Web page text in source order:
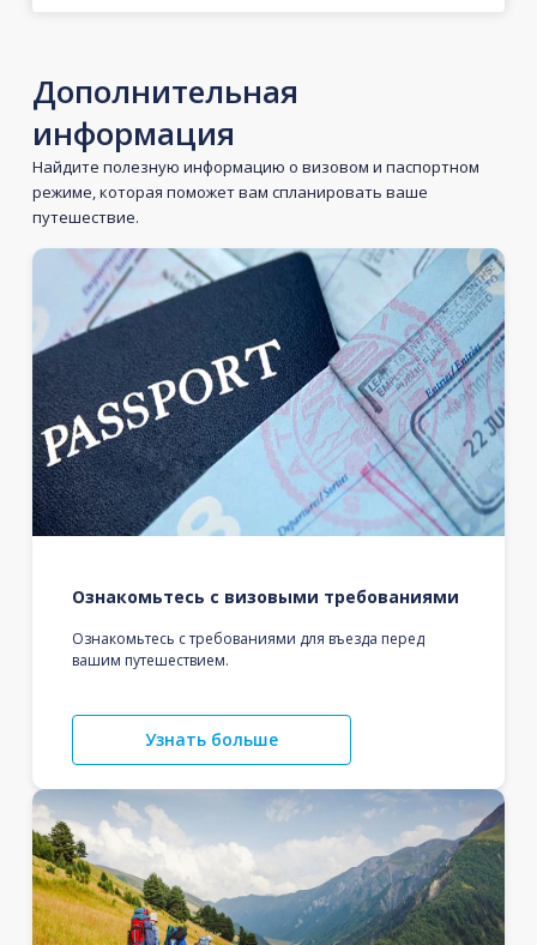
Дополнительная
информация
Найдите полезную информацию о визовом и паспортном
режиме, которая поможет вам спланировать ваше
путешествие.
Ознакомьтесь с визовыми требованиями
Ознакомьтесь с требованиями для въезда перед
вашим путешествием.
Узнать больше